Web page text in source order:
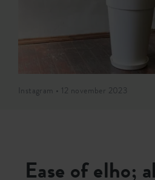
Instagram • 12 november 2023
Ease of elho;